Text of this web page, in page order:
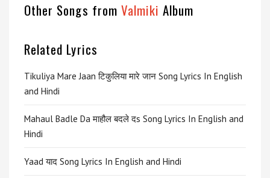
Other Songs from Valmiki Album
Related Lyrics
Tikuliya Mare Jaan टिकुलिया मारे जान Song Lyrics In English
and Hindi
Mahaul Badle Da माहौल बदले दs Song Lyrics In English and
Hindi
Yaad याद Song Lyrics In English and Hindi